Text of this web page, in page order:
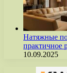
Натяжные
практичное
10.09.2025